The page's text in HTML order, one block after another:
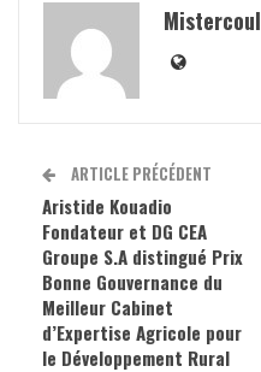
Mistercoul
ARTICLE PRÉCÉDENT
Aristide Kouadio
Fondateur et DG CEA
Groupe S.A distingué Prix
Bonne Gouvernance du
Meilleur Cabinet
d’Expertise Agricole pour
le Développement Rural